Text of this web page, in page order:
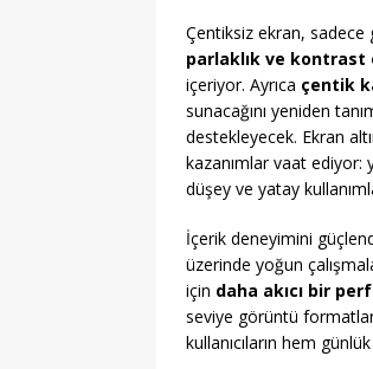
Çentiksiz ekran, sadece
parlaklık ve
içeriyor. Ayrıca çentik
sunacağını yeniden
destekleyecek. Ekran
kazanımlar vaat ediyor:
düşey ve yatay
İçerik deneyimini
üzerinde yoğun
için daha akıcı bir
seviye görüntü
kullanıcıların hem